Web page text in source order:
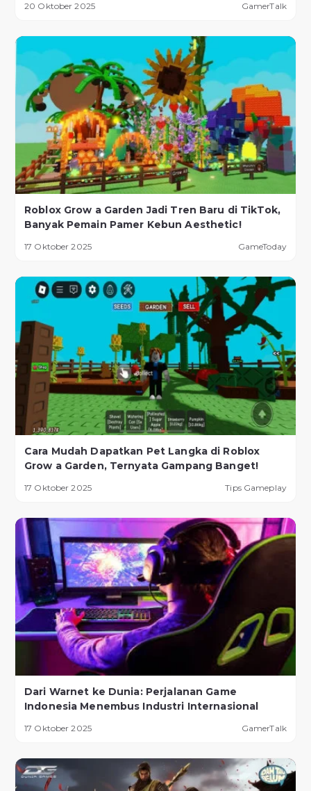
20 Oktober 2025 GamerTalk
Roblox Grow a Garden Jadi Tren Baru di TikTok,
Banyak Pemain Pamer Kebun Aesthetic!
17 Oktober 2025 GameToday
Cara Mudah Dapatkan Pet Langka di Roblox
Grow a Garden, Ternyata Gampang Banget!
17 Oktober 2025 Tips Gameplay
Dari Warnet ke Dunia: Perjalanan Game
Indonesia Menembus Industri Internasional
17 Oktober 2025 GamerTalk